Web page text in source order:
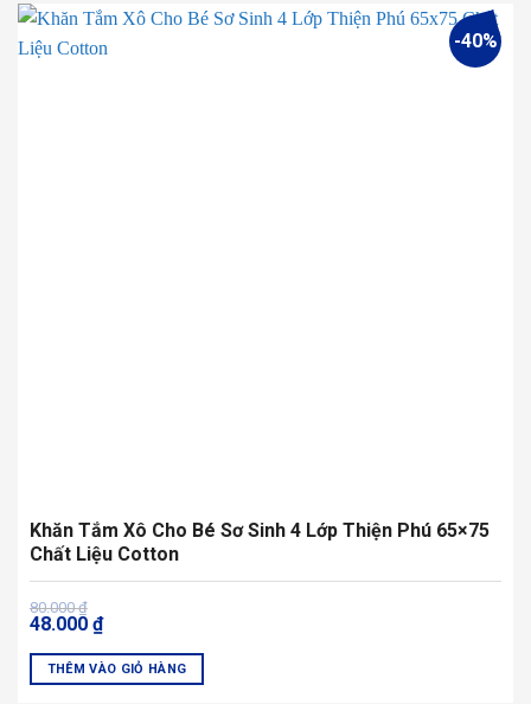
-40%
Khăn Tắm Xô Cho Bé Sơ Sinh 4 Lớp Thiện Phú 65×75
Chất Liệu Cotton
80.000₫
Giá
gốc
80.000 ₫.
48.000 ₫
Giá
hiện
48.000 ₫.
THÊM VÀO GIỎ HÀNG